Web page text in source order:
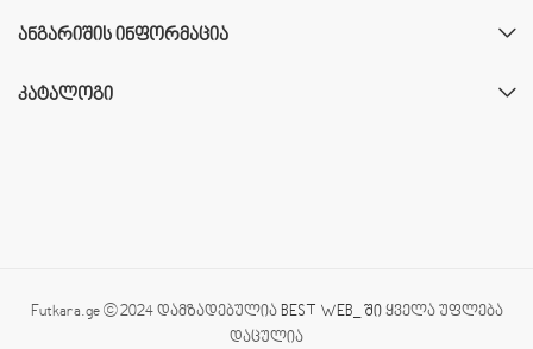
ᲐᲜᲒᲐᲠᲘᲨᲘᲡ ᲘᲜᲤᲝᲠᲛᲐᲪᲘᲐ
ᲙᲐᲢᲐᲚᲝᲒᲘ
Futkara.ge © 2024 დამზადებულია BEST WEB_ შიყველა უფლება
დაცულია